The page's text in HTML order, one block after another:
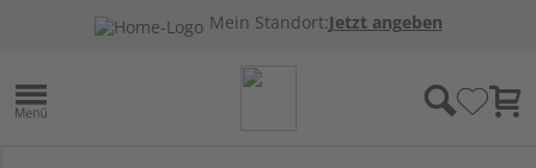
Mein Standort:Jetzt angeben